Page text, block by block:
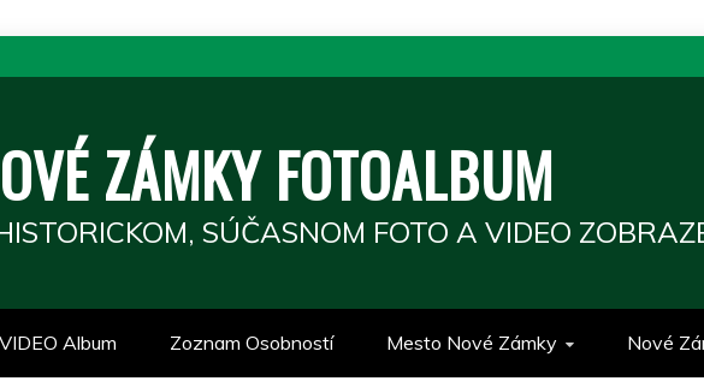
ZÁMKY FOTOALBUM
SÚČASNOM FOTO A VIDEO
VIDEO Album Zoznam Osobností Mesto Nové Zámky Nové